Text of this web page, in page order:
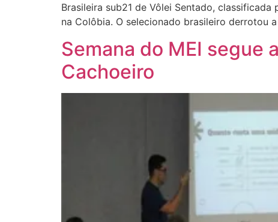
Brasileira sub21 de Vôlei Sentado,
na Colôbia. O selecionado brasileiro derrotou
Semana do MEI segue
Cachoeiro